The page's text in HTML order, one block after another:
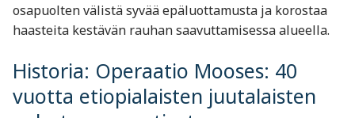
osapuolten välistä syvää epäluottamusta ja korostaa
haasteita kestävän rauhan saavuttamisessa alueella.
Historia: Operaatio Mooses: 40
vuotta etiopialaisten juutalaisten